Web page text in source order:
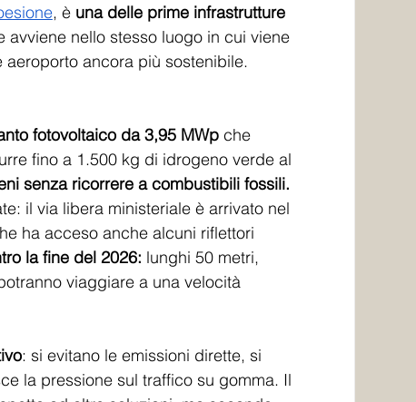
, è una delle prime infrastrutture
nello stesso luogo in cui viene
ancora più sostenibile.
fotovoltaico da 3,95 MWp che
fino a 1.500 kg di idrogeno verde al
senza ricorrere a combustibili fossili.
il via libera ministeriale è arrivato nel
ha acceso anche alcuni riflettori
la fine del 2026: lunghi 50 metri,
viaggiare a una velocità
: si evitano le emissioni dirette, si
la pressione sul traffico su gomma. Il